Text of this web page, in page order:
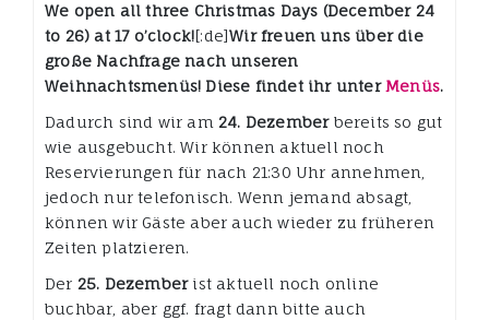
We open all three Christmas Days (December 24
to 26) at 17 o’clock![:de]Wir freuen uns über die
große Nachfrage nach unseren
Weihnachtsmenüs! Diese findet ihr unterMenüs.
Dadurch sind wir am 24. Dezemberbereits so gut
wie ausgebucht. Wir können aktuell noch
Reservierungen für nach 21:30 Uhr annehmen,
jedoch nur telefonisch. Wenn jemand absagt,
können wir Gäste aber auch wieder zu früheren
Zeiten platzieren.
Der 25. Dezemberist aktuell noch online
buchbar, aber ggf. fragt dann bitte auch